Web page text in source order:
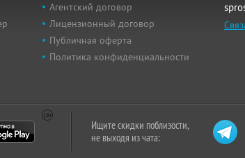
Агентский договор
Лицензионный договор
Публичная оферта
Политика конфиденциальности
Ищите скидки поблизости,
не выходя из чата: